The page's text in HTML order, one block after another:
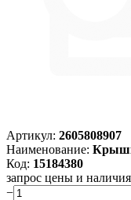
Артикул: 2605808907
Наименование:
Код: 15184380
запрос цены и наличия
−